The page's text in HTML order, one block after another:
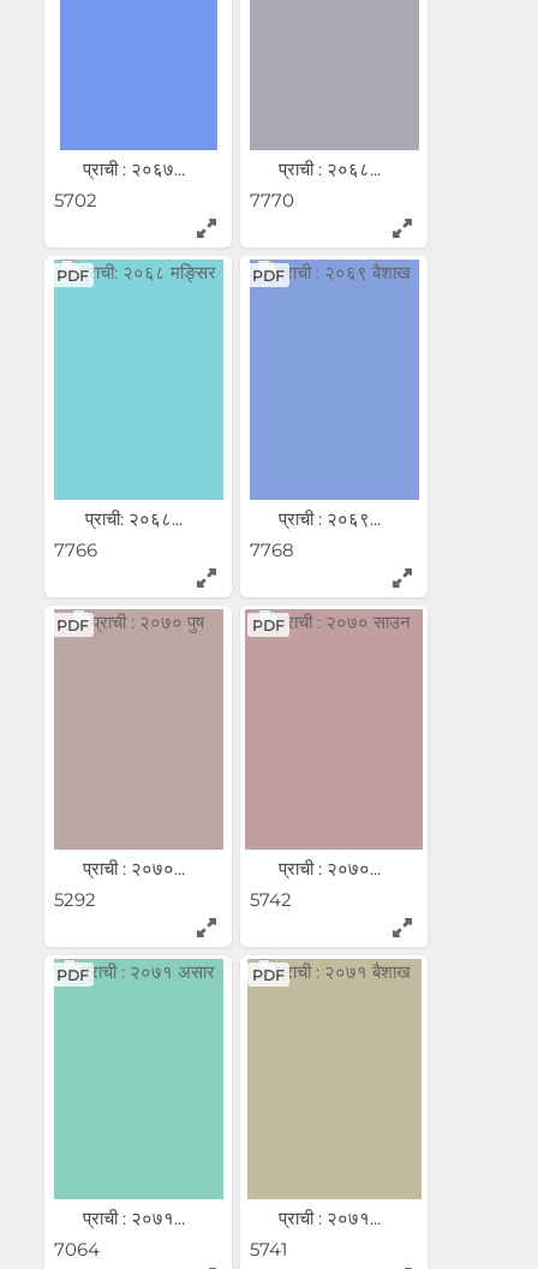
प्राची : २०६७...
5702
प्राची : २०६८...
7770
PDF
प्राची: २०६८...
7766
PDF
प्राची : २०६९...
7768
PDF
प्राची : २०७०...
5292
PDF
प्राची : २०७०...
5742
PDF
प्राची : २०७१...
7064
PDF
प्राची : २०७१...
5741